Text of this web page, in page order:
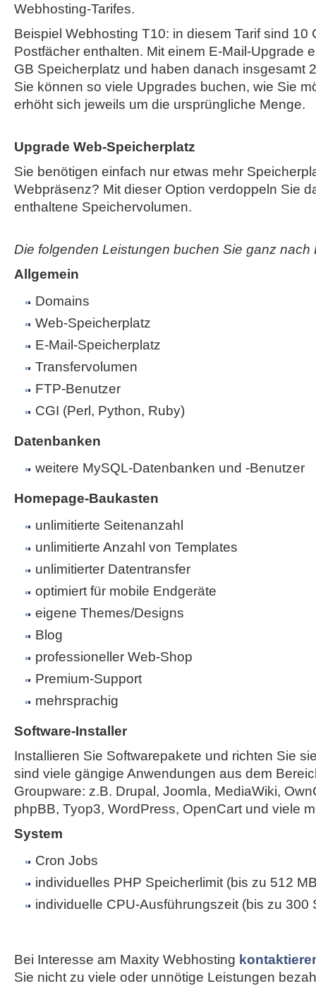
Webhosting-Tarifes.
Beispiel Webhosting T10: in diesem Tarif sind 10
Postfächer enthalten. Mit einem E-Mail-Upgrade
GB Speicherplatz und haben danach insgesamt
Sie können so viele Upgrades buchen, wie Sie
erhöht sich jeweils um die ursprüngliche Menge.
Upgrade Web-Speicherplatz
Sie benötigen einfach nur etwas mehr
Webpräsenz? Mit dieser Option verdoppeln Sie
enthaltene Speichervolumen.
Die folgenden Leistungen buchen Sie ganz nach
Allgemein
Domains
Web-Speicherplatz
E-Mail-Speicherplatz
Transfervolumen
FTP-Benutzer
CGI (Perl, Python, Ruby)
Datenbanken
weitere MySQL-Datenbanken und -Benutzer
Homepage-Baukasten
unlimitierte Seitenanzahl
unlimitierte Anzahl von Templates
unlimitierter Datentransfer
optimiert für mobile Endgeräte
eigene Themes/Designs
Blog
professioneller Web-Shop
Premium-Support
mehrsprachig
Software-Installer
Installieren Sie Softwarepakete und richten Sie
sind viele gängige Anwendungen aus dem
Groupware: z.B. Drupal, Joomla, MediaWiki,
phpBB, Tyop3, WordPress, OpenCart und viele
System
Cron Jobs
individuelles PHP Speicherlimit (bis zu 512
individuelle CPU-Ausführungszeit (bis zu 300
Bei Interesse am Maxity Webhosting
Sie nicht zu viele oder unnötige Leistungen